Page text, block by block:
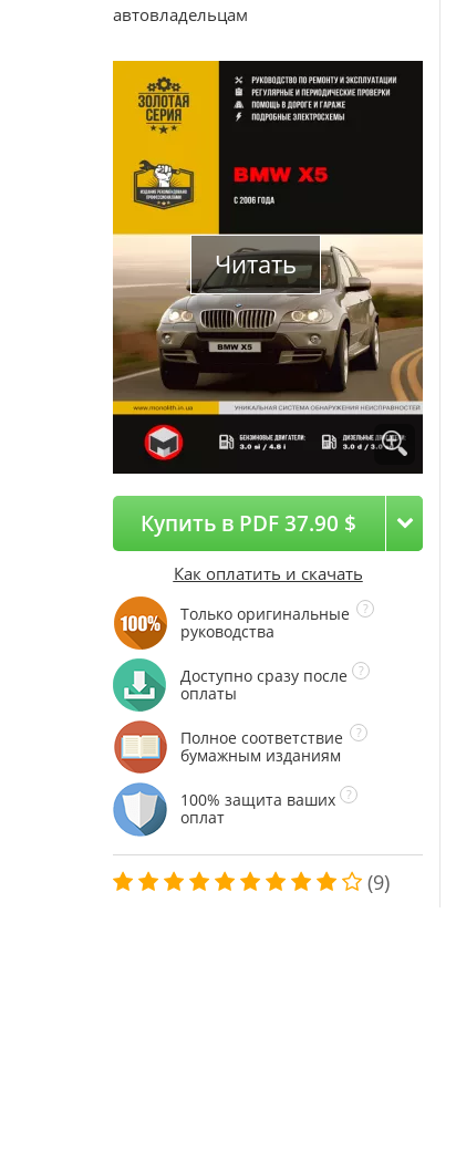
автовладельцам
Читать
Купить в PDF 37.90 $
Как оплатить и скачать
Только оригинальные
руководства
Доступно сразу после
оплаты
Полное соответствие
бумажным изданиям
100% защита ваших
оплат
(9)